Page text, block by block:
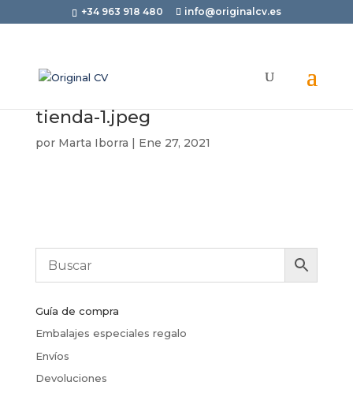
+34 963 918 480 info@originalcv.es
tienda-1.jpeg
por Marta Iborra | Ene 27, 2021
Guía de compra
Embalajes especiales regalo
Envíos
Devoluciones